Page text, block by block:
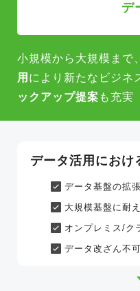
デ
小規模から大規模まで、
用 により新たな ビジネ
ックアップ提案 も充実
データ活用におけ
データ基盤の拡
大規模基盤に耐
オンプレミス/ク
データ改ざん不